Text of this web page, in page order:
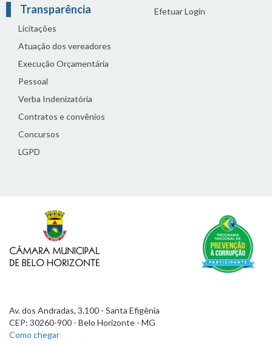
Transparência
Licitações
Atuação dos vereadores
Execução Orçamentária
Pessoal
Verba Indenizatória
Contratos e convênios
Concursos
LGPD
Efetuar Login
Av. dos Andradas, 3.100 - Santa Efigênia
CEP: 30260-900 - Belo Horizonte - MG
Como chegar